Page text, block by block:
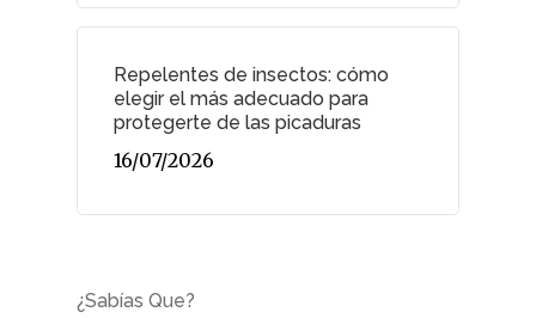
Repelentes de insectos: cómo
elegir el más adecuado para
protegerte de las picaduras
16/07/2026
¿Sabías Que?